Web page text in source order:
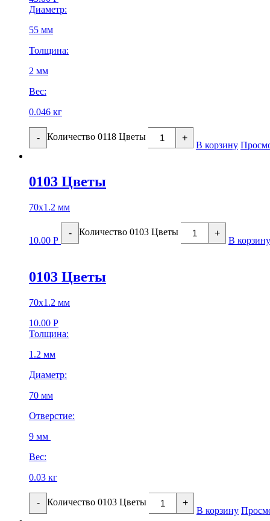
Диаметр:
55 мм
Толщина:
2 мм
Вес:
0.046 кг
- Количество 0118 Цветы +
В корзину
0103 Цветы
70х1.2 мм
10.00 Р
- Количество 0103 Цветы +
В корзину
0103 Цветы
70х1.2 мм
10.00 Р
Толщина:
1.2 мм
Диаметр:
70 мм
Отверстие:
9 мм
Вес:
0.03 кг
- Количество 0103 Цветы +
В корзину